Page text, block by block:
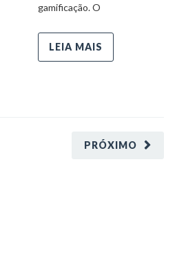
gamificação. O
LEIA MAIS
PRÓXIMO